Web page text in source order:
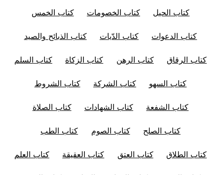
كتاب الحيل كتاب الخصومات كتاب الخمس
كتاب الدعوات كتاب الدّيات كتاب الذبائح والصيد
كتاب الرقاق كتاب الرهن كتاب الزكاة كتاب السلم
كتاب السهو كتاب الشركة كتاب الشروط
كتاب الشفعة كتاب الشهادات كتاب الصلاة
كتاب الصلح كتاب الصوم كتاب الطب
كتاب الطلاق كتاب العتق كتاب العقيقة كتاب العلم